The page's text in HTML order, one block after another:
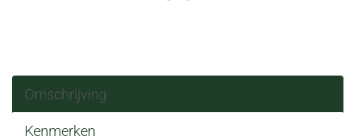
Omschrijving
Kenmerken